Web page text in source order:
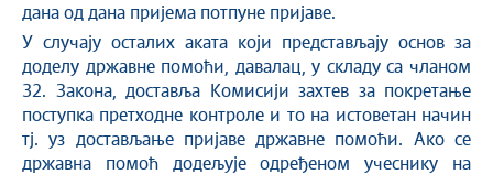
дана од дана пријема потпуне пријаве.
У случају осталих аката који представљају основ за
доделу државне помоћи, давалац, у складу са чланом
32. Закона, доставља Комисији захтев за покретање
поступка претходне контроле и то на истоветан начин
тј. уз достављање пријаве државне помоћи. Ако се
државна помоћ додељује одређеном учеснику на